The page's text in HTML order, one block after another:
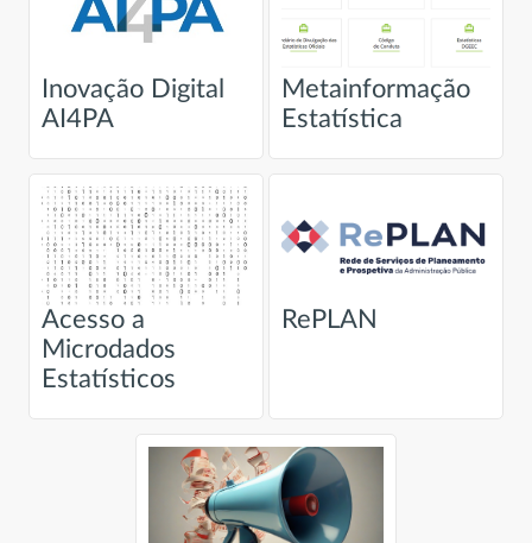
Inovação Digital
AI4PA
Metainformação
Estatística
Acesso a
Microdados
Estatísticos
RePLAN